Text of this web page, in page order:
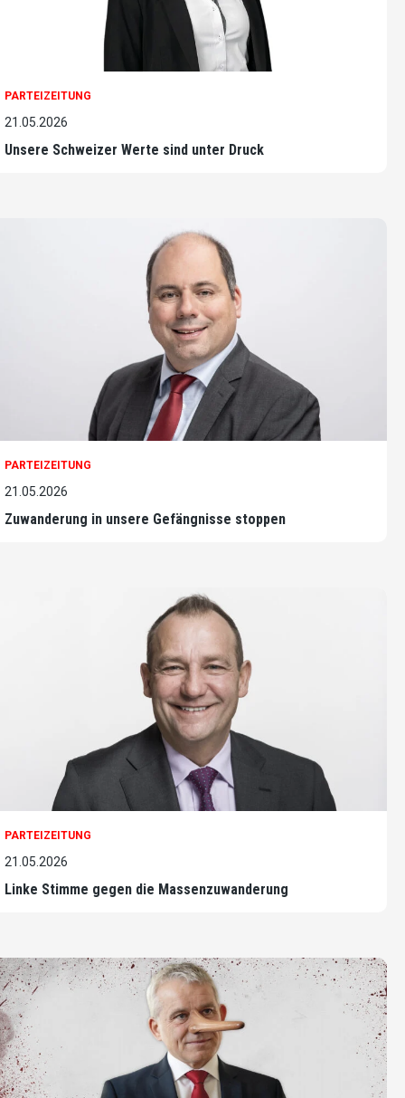
PARTEIZEITUNG
21.05.2026
Unsere Schweizer Werte sind unter Druck
PARTEIZEITUNG
21.05.2026
Zuwanderung in unsere Gefängnisse stoppen
PARTEIZEITUNG
21.05.2026
Linke Stimme gegen die Massenzuwanderung